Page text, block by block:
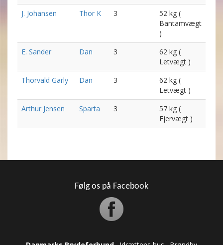
J. Johansen
Thor K 3
52 kg (
Bantamvægt
)
E. Sander
Dan 3
62 kg (
Letvægt )
Thorvald Garly
Dan 3
62 kg (
Letvægt )
Arthur Jensen
Sparta 3
57 kg (
Fjervægt )
Følg os på Facebook